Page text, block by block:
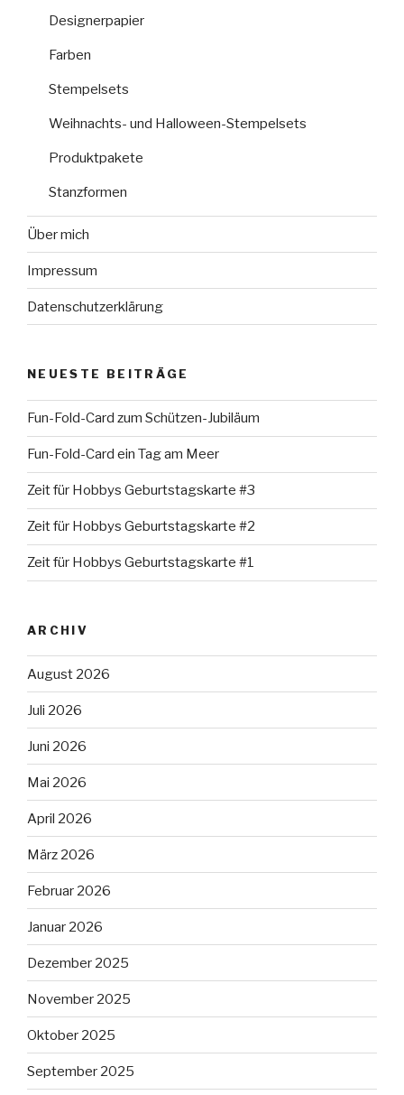
Designerpapier
Farben
Stempelsets
Weihnachts- und Halloween-Stempelsets
Produktpakete
Stanzformen
Über mich
Impressum
Datenschutzerklärung
NEUESTE BEITRÄGE
Fun-Fold-Card zum Schützen-Jubiläum
Fun-Fold-Card ein Tag am Meer
Zeit für Hobbys Geburtstagskarte #3
Zeit für Hobbys Geburtstagskarte #2
Zeit für Hobbys Geburtstagskarte #1
ARCHIV
August 2026
Juli 2026
Juni 2026
Mai 2026
April 2026
März 2026
Februar 2026
Januar 2026
Dezember 2025
November 2025
Oktober 2025
September 2025